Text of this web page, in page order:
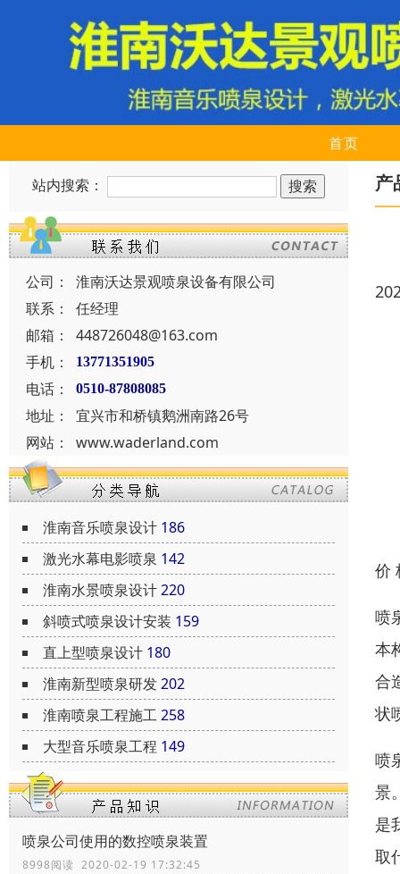
首页
站内搜索：
公司：
淮南沃达景观喷泉设备有限公司
联系：
任经理
邮箱：
448726048@163.com
手机：
13771351905
电话： 0510-87808085
地址：
宜兴市和桥镇鹅洲南路26号
网站：
www.waderland.com
淮南音乐喷泉设计 186
激光水幕电影喷泉 142
淮南水景喷泉设计220
斜喷式喷泉设计安装 159
直上型喷泉设计 180
淮南新型喷泉研发202
淮南喷泉工程施工258
大型音乐喷泉工程 149
喷泉公司使用的数控喷泉装置
8998阅读 2020-02-19 17:32:45
产
价
喷
本
合
状
喷
景
是
取